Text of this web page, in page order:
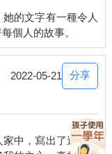
人總是抽著菸。」她
姊在國外生活，沒
來這三天裡，是我去
、靈堂。我看著父
須要咬著牙去處
量，妳真的會感覺
可是有一個人能理解
最有效的安慰。」
的文字有一種令人
2022-05-21 分享
中，寫出了這本收